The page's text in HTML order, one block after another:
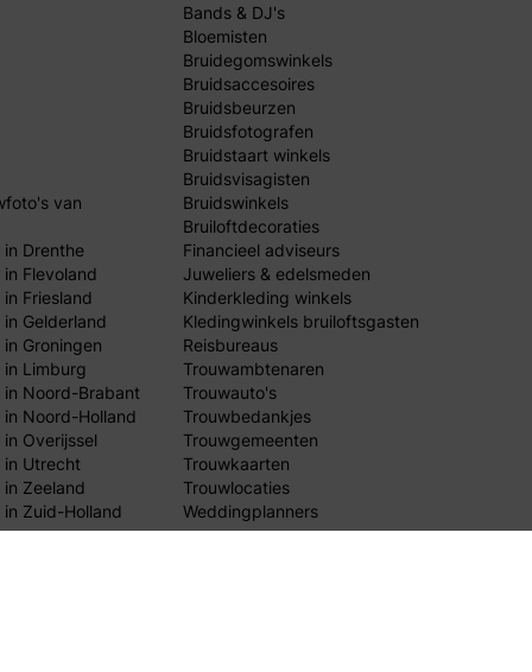
van
Drenthe
Flevoland
Friesland
Gelderland
Groningen
Limburg
Noord-Brabant
Noord-Holland
Overijssel
Utrecht
Zeeland
Zuid-Holland
Bands & DJ's
Bloemisten
Bruidegomswinkels
Bruidsaccesoires
Bruidsbeurzen
Bruidsfotografen
Bruidstaart winkels
Bruidsvisagisten
Bruidswinkels
Bruiloftdecoraties
Financieel adviseurs
Juweliers & edelsmeden
Kinderkleding winkels
Kledingwinkels bruiloftsgasten
Reisbureaus
Trouwambtenaren
Trouwauto's
Trouwbedankjes
Trouwgemeenten
Trouwkaarten
Trouwlocaties
Weddingplanners